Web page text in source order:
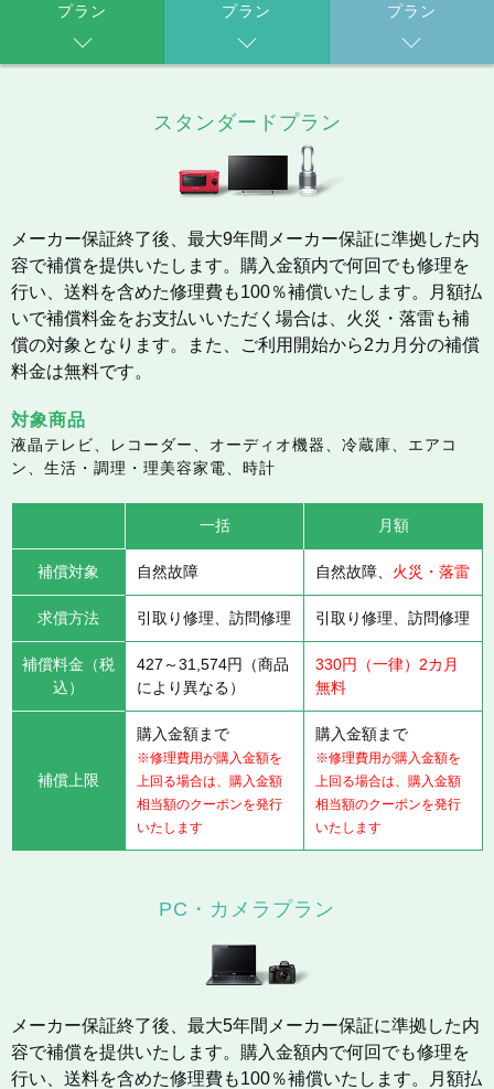
プラン プラン プラン
スタンダードプラン
メーカー保証終了後、最大9年間メーカー保証に準拠した内
容で補償を提供いたします。購入金額内で何回でも修理を
行い、送料を含めた修理費も100％補償いたします。月額払
いで補償料金をお支払いいただく場合は、火災・落雷も補
償の対象となります。また、ご利用開始から2カ月分の補償
料金は無料です。
対象商品
液晶テレビ、レコーダー、オーディオ機器、冷蔵庫、エアコ
ン、生活・調理・理美容家電、時計
一括 月額
補償対象 自然故障 自然故障、 火災・落雷
求償方法 引取り修理、訪問修理 引取り修理、訪問修理
補償料金（税
込）
427～31,574円（商品
により異なる）
330円（一律）2カ月
無料
補償上限
購入金額まで
※修理費用が購入金額を
上回る場合は、購入金額
相当額のクーポンを発行
いたします
購入金額まで
※修理費用が購入金額を
上回る場合は、購入金額
相当額のクーポンを発行
いたします
PC・カメラプラン
メーカー保証終了後、最大5年間メーカー保証に準拠した内
容で補償を提供いたします。購入金額内で何回でも修理を
行い、送料を含めた修理費も100％補償いたします。月額払